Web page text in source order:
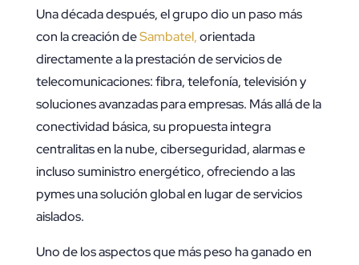
Una década después, el grupo dio un paso más
con la creación deSambatel,orientada
directamente a la prestación de servicios de
telecomunicaciones: fibra, telefonía, televisión y
soluciones avanzadas para empresas. Más allá de la
conectividad básica, su propuesta integra
centralitas en la nube, ciberseguridad, alarmas e
incluso suministro energético, ofreciendo a las
pymes una solución global en lugar de servicios
aislados.
Uno de los aspectos que más peso ha ganado en